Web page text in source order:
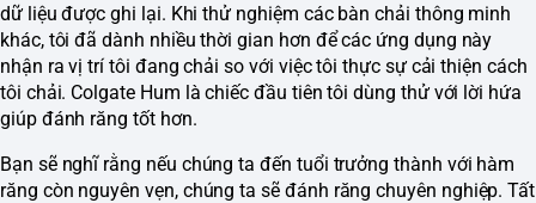
dữ liệu được ghi lại. Khi thử nghiệm các bàn chải thông minh
khác, tôi đã dành nhiều thời gian hơn để các ứng dụng này
nhận ra vị trí tôi đang chải so với việc tôi thực sự cải thiện cách
tôi chải. Colgate Hum là chiếc đầu tiên tôi dùng thử với lời hứa
giúp đánh răng tốt hơn.
Bạn sẽ nghĩ rằng nếu chúng ta đến tuổi trưởng thành với hàm
răng còn nguyên vẹn, chúng ta sẽ đánh răng chuyên nghiệp. Tất